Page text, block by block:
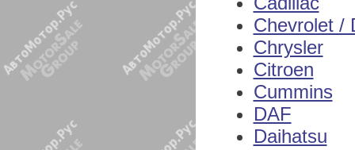
Chevrolet /
Chrysler
Citroen
Cummins
DAF
Daihatsu